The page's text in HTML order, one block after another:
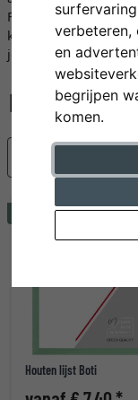
verbeteren,
en
begrijpen
komen.
Frames heeft ons
klinkt spannend?
jonge fabrikant en
Houten lijst Boti